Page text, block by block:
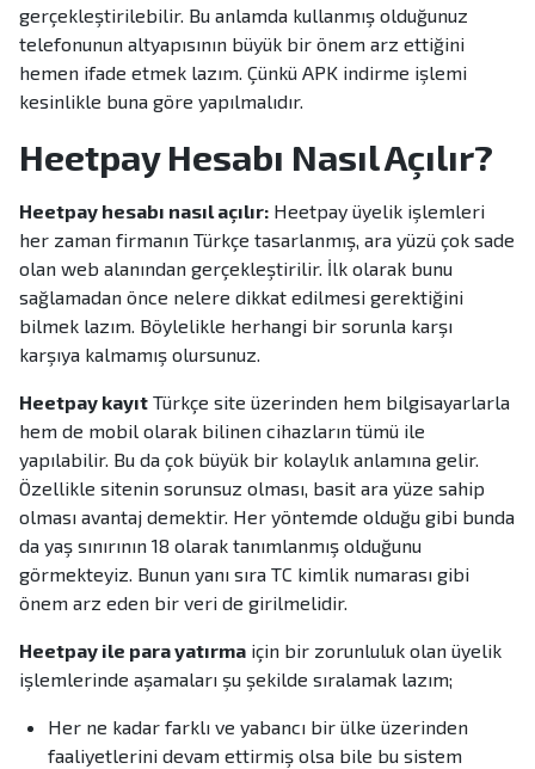
gerçekleştirilebilir. Bu anlamda kullanmış olduğunuz
telefonunun altyapısının büyük bir önem arz ettiğini
hemen ifade etmek lazım. Çünkü APK indirme işlemi
kesinlikle buna göre yapılmalıdır.
Heetpay Hesabı Nasıl Açılır?
Heetpay hesabı nasıl açılır: Heetpay üyelik işlemleri
her zaman firmanın Türkçe tasarlanmış, ara yüzü çok sade
olan web alanından gerçekleştirilir. İlk olarak bunu
sağlamadan önce nelere dikkat edilmesi gerektiğini
bilmek lazım. Böylelikle herhangi bir sorunla karşı
karşıya kalmamış olursunuz.
Heetpay kayıt Türkçe site üzerinden hem bilgisayarlarla
hem de mobil olarak bilinen cihazların tümü ile
yapılabilir. Bu da çok büyük bir kolaylık anlamına gelir.
Özellikle sitenin sorunsuz olması, basit ara yüze sahip
olması avantaj demektir. Her yöntemde olduğu gibi bunda
da yaş sınırının 18 olarak tanımlanmış olduğunu
görmekteyiz. Bunun yanı sıra TC kimlik numarası gibi
önem arz eden bir veri de girilmelidir.
Heetpay ile para yatırma için bir zorunluluk olan üyelik
işlemlerinde aşamaları şu şekilde sıralamak lazım;
Her ne kadar farklı ve yabancı bir ülke üzerinden
faaliyetlerini devam ettirmiş olsa bile bu sistem